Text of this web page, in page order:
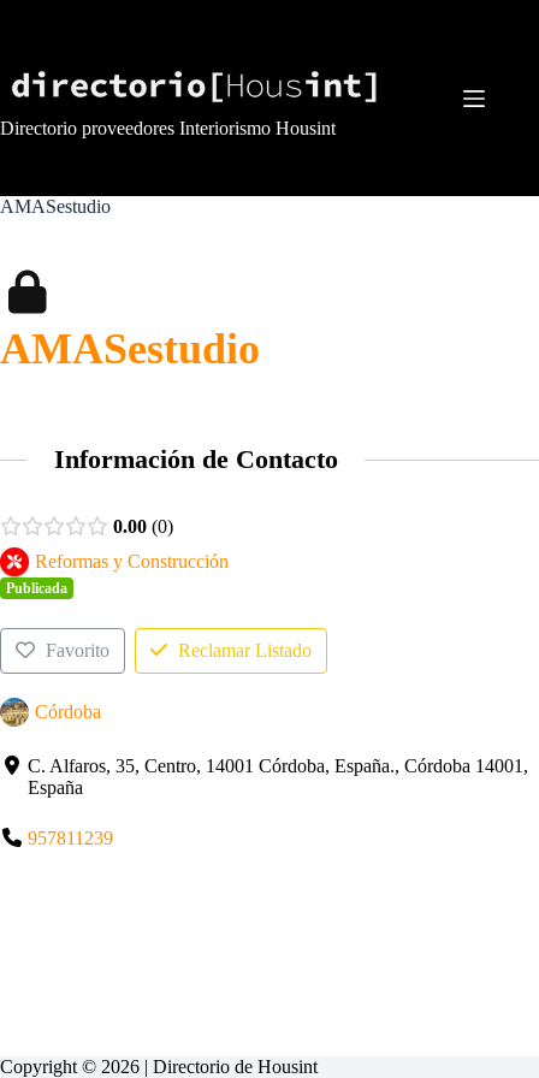
Directorio proveedores Interiorismo Housint
AMASestudio
AMASestudio
Información de Contacto
0.00 0
Reformas y Construcción
Publicada
Favorito Reclamar Listado
Córdoba
C. Alfaros, 35, Centro, 14001 Córdoba, España., Córdoba 14001,
España
957811239
Copyright © 2026 | Directorio de Housint